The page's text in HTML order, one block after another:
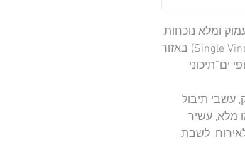
ומלא נוכחות,
המופק מענבי קריניאן מובחרים הגדלים בכרם יחידני (Single Vineyard) באזור
ים־תיכוני
עשבי תיבול
מלא, עשיר
לשבת,